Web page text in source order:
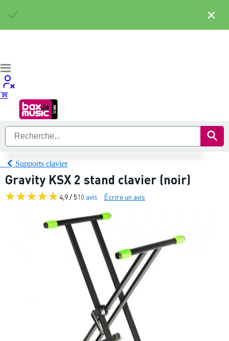
Supports clavier
Gravity KSX 2 stand clavier (noir)
4,9 / 510 avis Écrire un avis
×